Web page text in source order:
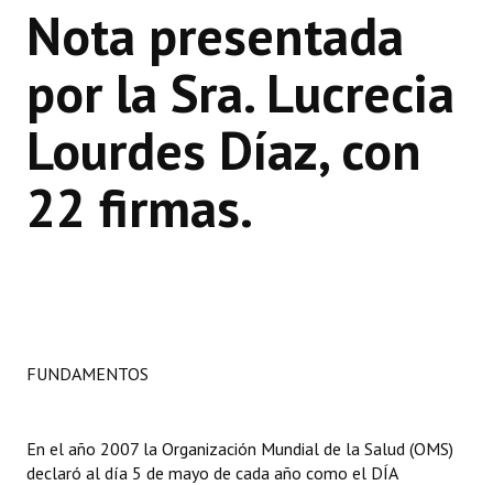
Banca del Vecino - Registro
Huéspedes de Honor - Registro
Antiguos Pobladores - Registro
Reconocimientos - Registro
Bariloche, Municipio intercultural
Nota presentada
por la Sra. Lucrecia
Lourdes Díaz, con
22 firmas.
FUNDAMENTOS
En el año 2007 la Organización Mundial de la Salud (OMS)
declaró al día 5 de mayo de cada año como el DÍA